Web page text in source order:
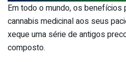
Em todo o mundo, os benefícios
cannabis medicinal aos seus
xeque uma série de antigos
composto.